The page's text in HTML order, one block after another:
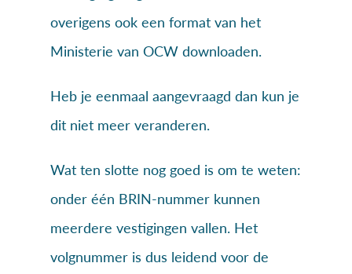
overigens ook een format van het
Ministerie van OCW downloaden.
Heb je eenmaal aangevraagd dan kun je
dit niet meer veranderen.
Wat ten slotte nog goed is om te weten:
onder één BRIN-nummer kunnen
meerdere vestigingen vallen. Het
volgnummer is dus leidend voor de